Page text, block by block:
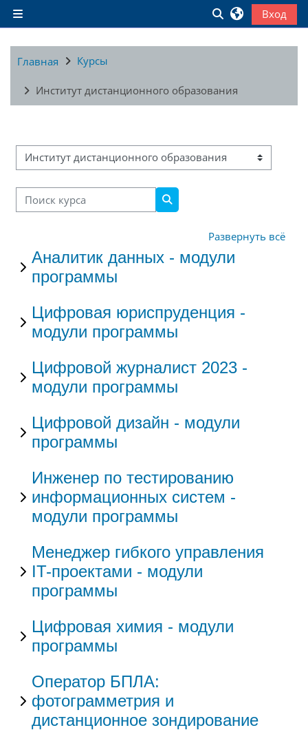
Перейти к основному содержанию
Боковая панель
Изменить
Вход
Главная Курсы
Институт дистанционного образования
Категории курсов
Поиск курса
Поиск курса
Развернуть всё
Аналитик данных - модули
программы
Цифровая юриспруденция -
модули программы
Цифровой журналист 2023 -
модули программы
Цифровой дизайн - модули
программы
Инженер по тестированию
информационных систем -
модули программы
Менеджер гибкого управления
IT-проектами - модули
программы
Цифровая химия - модули
программы
Оператор БПЛА:
фотограмметрия и
дистанционное зондирование